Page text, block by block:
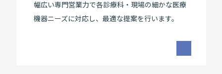
幅広い専門営業力で各診療科・現場の細かな医療
機器ニーズに対応し、最適な提案を行います。